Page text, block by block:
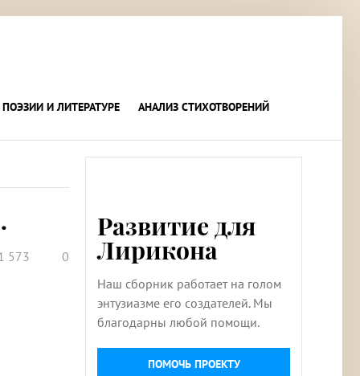
И ЛИТЕРАТУРЕ АНАЛИЗ СТИХОТВОРЕНИЙ
573 0
Развитие для
Лирикона
Наш сборник работает на голом
энтузиазме его создателей. Мы
благодарны любой помощи.
ПОМОЧЬ ПРОЕКТУ